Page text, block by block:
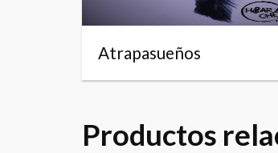
Atrapasueños
Productos